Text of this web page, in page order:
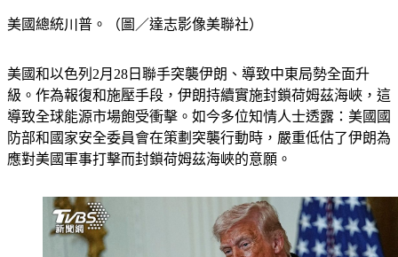
美國總統川普。（圖／達志影像美聯社）
美國和以色列2月28日聯手突襲伊朗、導致中東局勢全面升
級。作為報復和施壓手段，伊朗持續實施封鎖荷姆茲海峽，這
導致全球能源市場飽受衝擊。如今多位知情人士透露：美國國
防部和國家安全委員會在策劃突襲行動時，嚴重低估了伊朗為
應對美國軍事打擊而封鎖荷姆茲海峽的意願。